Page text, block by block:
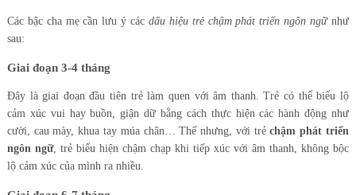
Các bậc cha mẹ cần lưu ý các dấu hiệu trẻ chậm phát triển ngôn ngữnhư
sau:
Giai đoạn 3-4 tháng
Đây là giai đoạn đầu tiên trẻ làm quen với âm thanh. Trẻ có thể biểu lộ
cảm xúc vui hay buồn, giận dữ bằng cách thực hiện các hành động như
cười, cau mày, khua tay múa chân… Thế nhưng, với trẻchậm phát triển
ngôn ngữ, trẻ biểu hiện chậm chạp khi tiếp xúc với âm thanh, không bộc
lộ cảm xúc của mình ra nhiều.